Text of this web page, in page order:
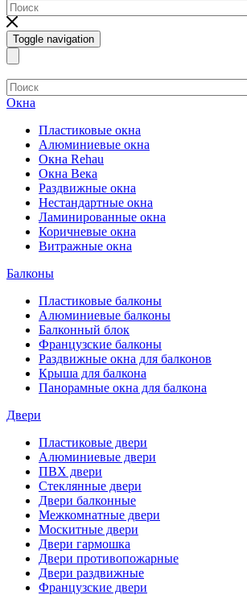
Toggle navigation
Окна
Пластиковые окна
Алюминиевые окна
Окна Rehau
Окна Века
Раздвижные окна
Нестандартные окна
Ламинированные окна
Коричневые окна
Витражные окна
Балконы
Пластиковые балконы
Алюминиевые балконы
Балконный блок
Французские балконы
Раздвижные окна для балконов
Крыша для балкона
Панорамные окна для балкона
Двери
Пластиковые двери
Алюминиевые двери
ПВХ двери
Стеклянные двери
Двери балконные
Межкомнатные двери
Москитные двери
Двери гармошка
Двери противопожарные
Двери раздвижные
Французские двери